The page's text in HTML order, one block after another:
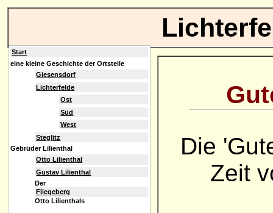
Die
Zeit
Start
eine kleine Geschichte der Ortsteile
Giesensdorf
Lichterfelde
Ost
Süd
West
Steglitz
Gebrüder Lilienthal
Otto Lilienthal
Gustav Lilienthal
Der
Fliegeberg
Otto Lilienthals